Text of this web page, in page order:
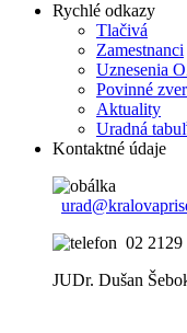
Rychlé odkazy
Tlačivá
Zamestnanci
Uznesenia
Povinné
Aktuality
Uradná
Kontaktné údaje
02 2129
JUDr. Dušan